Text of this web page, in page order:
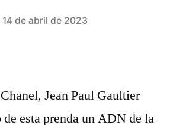
14 de abril de 2023
Jean Paul Gaultier
esta prenda un ADN de la